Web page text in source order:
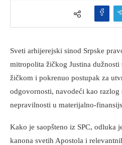
Sveti arhijerejski sinod Srpske
mitropolita žičkog Justina
žičkom i pokrenuo postupak za
odgovornosti, navodeći kao razlog
nepravilnosti u materijalno-
Kako je saopšteno iz SPC, odluka
kanona svetih Apostola i